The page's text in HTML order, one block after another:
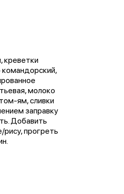
креветки
командорский,
молоко
ям, сливки
заправку
Добавить
рису, прогреть